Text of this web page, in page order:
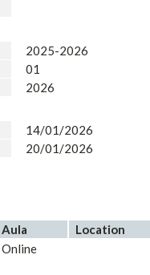
2025-2026
01
2026
14/01/2026
20/01/2026
Aula
Location
Online